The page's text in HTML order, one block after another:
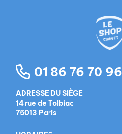
01 86 76 70 96
ADRESSE DU SIÈGE
14 rue de Tolbiac
75013 Paris